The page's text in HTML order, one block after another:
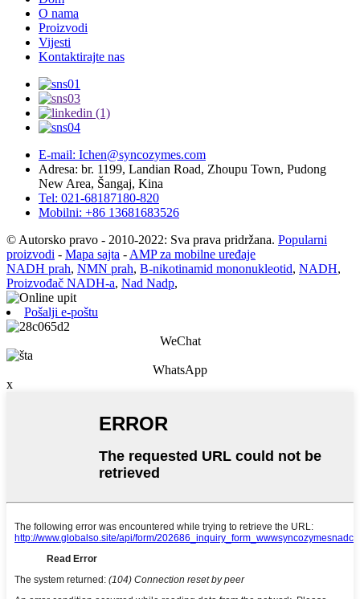
O nama
Proizvodi
Vijesti
Kontaktirajte nas
E-mail: Ichen@syncozymes.com
Adresa: br. 1199, Landian Road, Zhoupu Town, Pudong
New Area, Šangaj, Kina
Tel: 021-68187180-820
Mobilni: +86 13681683526
© Autorsko pravo - 2010-2022: Sva prava pridržana. Popularni
proizvodi - Mapa sajta - AMP za mobilne uređaje
NADH prah, NMN prah, Β-nikotinamid mononukleotid, NADH,
Proizvođač NADH-a, Nad Nadp,
Pošalji e-poštu
WeChat
WhatsApp
x